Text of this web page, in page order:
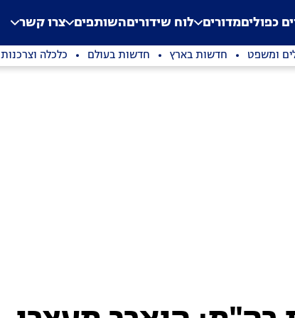
Application error: a
. כפוליםמדורים לוח שידוריםהשותפים צרו קשר
ומשפט חדשות בארץ חדשות בעולם כלכלה וצרכנות